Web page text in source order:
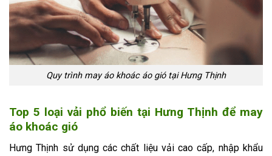
Quy trình may áo khoác áo gió tại Hưng Thịnh
Top 5 loại vải phổ biến tại Hưng Thịnh để may
áo khoác gió
Hưng Thịnh sử dụng các chất liệu vải cao cấp, nhập khẩu